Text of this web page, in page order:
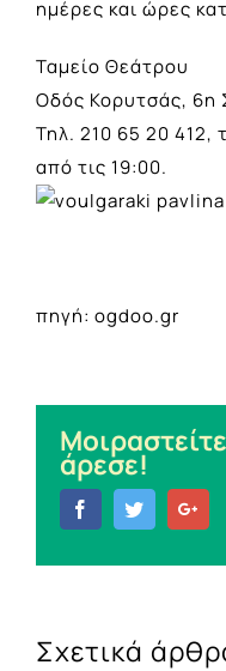
ημέρες και ώρες
Ταμείο Θεάτρου
Οδός Κορυτσάς, 6η
Τηλ. 210 65 20 412,
από τις 19:00.
πηγή: ogdoo.gr
άρεσε!
FacebookTwitter
Σχετικά